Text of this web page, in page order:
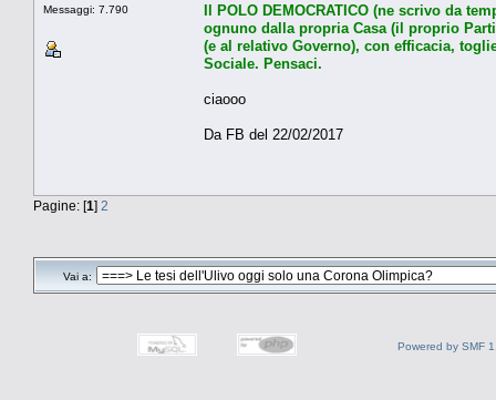
Messaggi: 7.790
Il POLO DEMOCRATICO (ne scrivo da
ognuno dalla propria Casa (il proprio
(e al relativo Governo), con efficacia,
Sociale. Pensaci.
ciaooo
Da FB del 22/02/2017
Pagine: [1] 2
Vai a:
Powered by SMF